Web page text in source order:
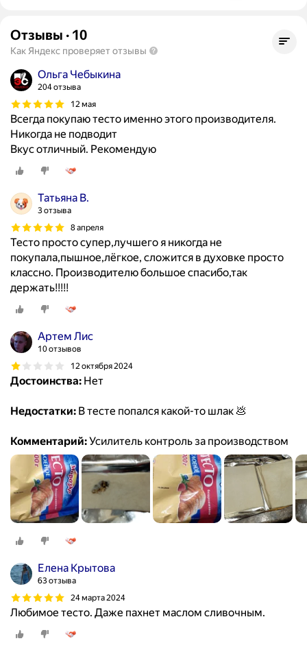
Отзывы · 10
Как Яндекс проверяет отзывы
Ольга Чебыкина
204 отзыва
12 мая
Всегда покупаю тесто именно этого производителя.
Никогда не подводит
Вкус отличный. Рекомендую
Татьяна В.
3 отзыва
8 апреля
Тесто просто супер,лучшего я никогда не
покупала,пышное,лёгкое, сложится в духовке просто
классно. Производителю большое спасибо,так
держать!!!!!
Артем Лис
10 отзывов
12 октября 2024
Достоинства: Нет
Недостатки: В тесте попался какой-то шлак 💩
Комментарий:Усилитель контроль за производством
Елена Крытова
63 отзыва
24 марта 2024
Любимое тесто. Даже пахнет маслом сливочным.